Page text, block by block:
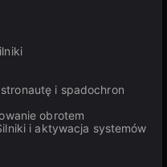
i spadochron
obrotem
i aktywacja systemów